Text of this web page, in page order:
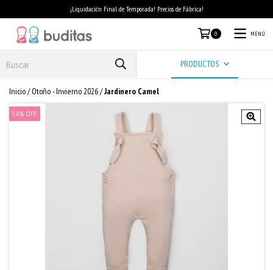
¡Liquidación Final de Temporada! Precios de Fábrica!
0 MENÚ
PRODUCTOS
Inicio/ Otoño - Invierno 2026/Jardinero Camel
54% OFF